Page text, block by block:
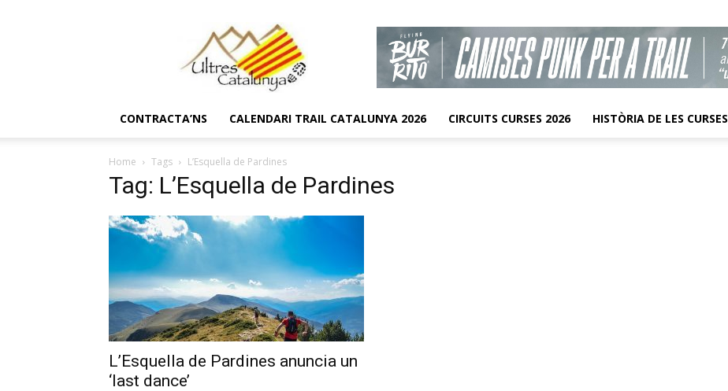
CONTRACTA’NS CALENDARI TRAIL CATALUNYA 2026 CIRCUITS CURSES 2026 HISTÒRIA DE LES CURSES
Home Tags L’Esquella de Pardines
Tag: L’Esquella de Pardines
L’Esquella de Pardines anuncia un
‘last dance’